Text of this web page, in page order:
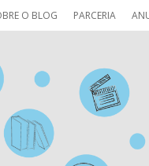
O BLOG PARCERIA